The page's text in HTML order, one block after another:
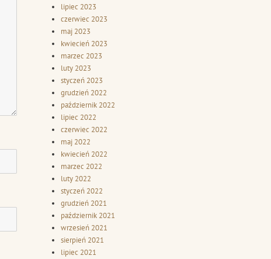
lipiec 2023
czerwiec 2023
maj 2023
kwiecień 2023
marzec 2023
luty 2023
styczeń 2023
grudzień 2022
październik 2022
lipiec 2022
czerwiec 2022
maj 2022
kwiecień 2022
marzec 2022
luty 2022
styczeń 2022
grudzień 2021
październik 2021
wrzesień 2021
sierpień 2021
lipiec 2021